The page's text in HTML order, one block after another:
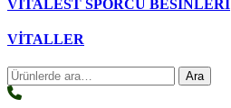
VİTALEST SPORCU BESİNLERİ
VİTALLER
Ara: Ara